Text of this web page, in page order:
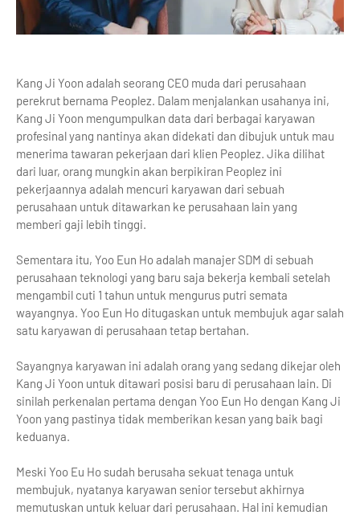
Kang Ji Yoon adalah seorang CEO muda dari perusahaan
perekrut bernama Peoplez. Dalam menjalankan usahanya ini,
Kang Ji Yoon mengumpulkan data dari berbagai karyawan
profesinal yang nantinya akan didekati dan dibujuk untuk mau
menerima tawaran pekerjaan dari klien Peoplez. Jika dilihat
dari luar, orang mungkin akan berpikiran Peoplez ini
pekerjaannya adalah mencuri karyawan dari sebuah
perusahaan untuk ditawarkan ke perusahaan lain yang
memberi gaji lebih tinggi.
Sementara itu, Yoo Eun Ho adalah manajer SDM di sebuah
perusahaan teknologi yang baru saja bekerja kembali setelah
mengambil cuti 1 tahun untuk mengurus putri semata
wayangnya. Yoo Eun Ho ditugaskan untuk membujuk agar salah
satu karyawan di perusahaan tetap bertahan.
Sayangnya karyawan ini adalah orang yang sedang dikejar oleh
Kang Ji Yoon untuk ditawari posisi baru di perusahaan lain. Di
sinilah perkenalan pertama dengan Yoo Eun Ho dengan Kang Ji
Yoon yang pastinya tidak memberikan kesan yang baik bagi
keduanya.
Meski Yoo Eu Ho sudah berusaha sekuat tenaga untuk
membujuk, nyatanya karyawan senior tersebut akhirnya
memutuskan untuk keluar dari perusahaan. Hal ini kemudian